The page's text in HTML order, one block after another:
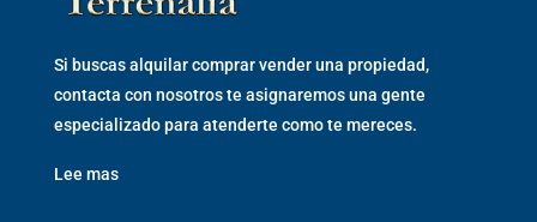
Si buscas alquilar comprar vender una propiedad,
contacta con nosotros te asignaremos una gente
especializado para atenderte como te mereces.
Lee mas